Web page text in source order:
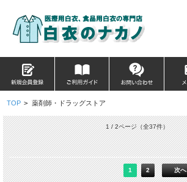
TOP > 薬剤師・ドラッグストア
1 / 2ページ（全37件）
1 2 次へ